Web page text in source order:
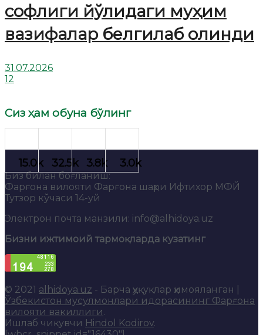
софлиги йўлидаги муҳим
вазифалар белгилаб олинди
31.07.2026
12
Сиз ҳам обуна бўлинг
Биз билан боғланиш:
Фарғона вилояти Фарғона шаҳри Ифтихор МФЙ
Тутзор кўчаси 14-уй
Электрон почта манзили: info@alhidoya.uz
Бизни ижтимоий тармоқларда кузатинг
© 2021 alhidoya.uz - Барча ҳуқуқлар ҳимояланган |
Ўзбекистон мусулмонлари идорасининг Фарғона
вилояти вакиллиги.
Ишлаб чиқувчи Hindol Kodirov.